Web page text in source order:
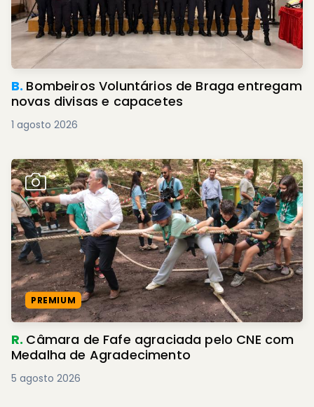
B. Bombeiros Voluntários de Braga entregam
novas divisas e capacetes
1 agosto 2026
PREMIUM
R. Câmara de Fafe agraciada pelo CNE com
Medalha de Agradecimento
5 agosto 2026